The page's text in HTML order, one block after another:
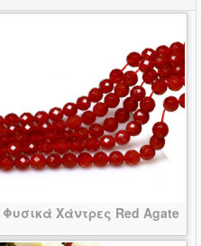
Φυσικά Χάντρες Red Agate